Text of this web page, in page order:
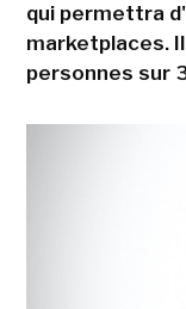
qui permettra
marketplaces.
personnes sur